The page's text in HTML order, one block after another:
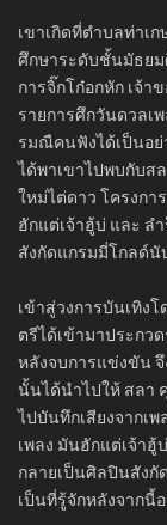
เขาเกิดที่ตำบลท่าเ
ศึกษาระดับชั้นมัธยม
การจิ๊กโก๋อกหัก เจ้า
รายการศึกวันดวลเ
รมณืคนฟังได้เป็นอย่
ได้พาเขาไปพบกับ
ใหม่ไต่ดาว โครงกา
ฮักแต่เจ้าฮู้บ่ และ ล
สังกัดแกรมมี่โกลด์
เข้าสู่วงการบันเทิง
ตรีได้เข้ามาประกว
หลังจบการแข่งขัน จึ
นั้นได้นำไปให้ สลา
ไปบันทึกเสียงจากเ
เพลง มันฮักแต่เจ้าฮู้
กลายเป็นศิลปินสัง
เป็นที่รู้จักหลังจากนี้